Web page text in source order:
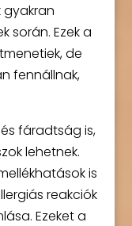
gyakran
során. Ezek a
de
fennállnak,
fáradtság is,
lehetnek.
is
reakciók
Ezeket a